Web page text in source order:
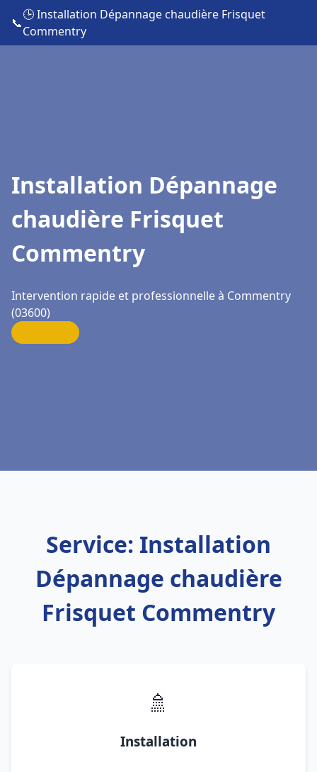
📞
🕒 Installation Dépannage chaudière Frisquet
Commentry
Installation Dépannage
chaudière Frisquet
Commentry
Intervention rapide et professionnelle à Commentry
(03600)
Service: Installation
Dépannage chaudière
Frisquet Commentry
🚿
Installation